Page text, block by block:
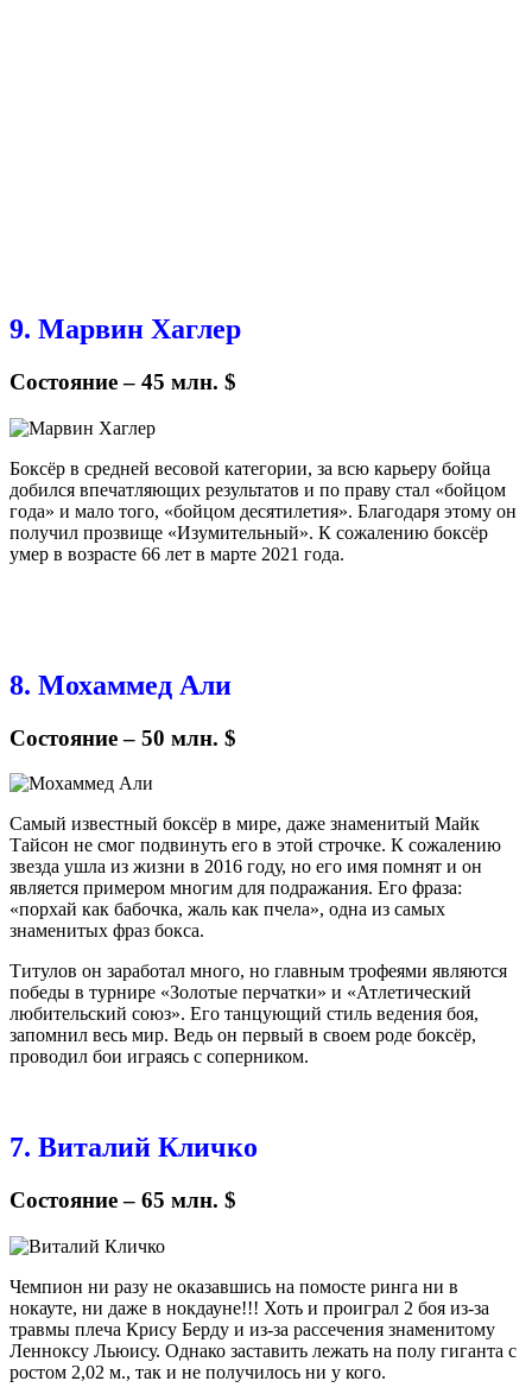
9. Марвин Хаглер
Состояние – 45 млн. $
Боксёр в средней весовой категории, за всю карьеру бойца
добился впечатляющих результатов и по праву стал «бойцом
года» и мало того, «бойцом десятилетия». Благодаря этому он
получил прозвище «Изумительный». К сожалению боксёр
умер в возрасте 66 лет в марте 2021 года.
8. Мохаммед Али
Состояние – 50 млн. $
Самый известный боксёр в мире, даже знаменитый Майк
Тайсон не смог подвинуть его в этой строчке. К сожалению
звезда ушла из жизни в 2016 году, но его имя помнят и он
является примером многим для подражания. Его фраза:
«порхай как бабочка, жаль как пчела», одна из самых
знаменитых фраз бокса.
Титулов он заработал много, но главным трофеями являются
победы в турнире «Золотые перчатки» и «Атлетический
любительский союз». Его танцующий стиль ведения боя,
запомнил весь мир. Ведь он первый в своем роде боксёр,
проводил бои играясь с соперником.
7. Виталий Кличко
Состояние – 65 млн. $
Чемпион ни разу не оказавшись на помосте ринга ни в
нокауте, ни даже в нокдауне!!! Хоть и проиграл 2 боя из-за
травмы плеча Крису Берду и из-за рассечения знаменитому
Ленноксу Льюису. Однако заставить лежать на полу гиганта с
ростом 2,02 м., так и не получилось ни у кого.